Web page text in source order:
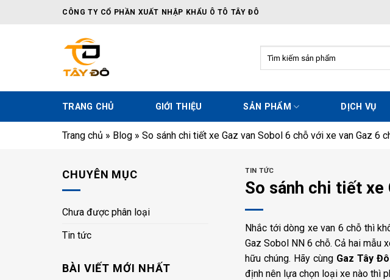
CÔNG TY CỔ PHẦN XUẤT NHẬP KHẨU Ô TÔ TÂY ĐÔ
kiếm:
TRANG CHỦ GIỚI THIỆU SẢN PHẨM DỊCH VỤ
Trang chủ » Blog » So sánh chi tiết xe Gaz van Sobol 6 chỗ với xe van Gaz 6
CHUYÊN MỤC
Chưa được phân loại
Tin tức
BÀI VIẾT MỚI NHẤT
TIN TỨC
So sánh chi tiết xe
Nhắc tới dòng xe van 6 chỗ thì
Gaz Sobol NN 6 chỗ. Cả hai
hữu chúng. Hãy cùng Gaz Tây Đô
định nên lựa chọn loại xe nào thì